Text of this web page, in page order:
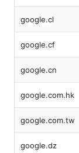
google.cl
google.cf
google.cn
google.com.hk
google.com.tw
google.dz